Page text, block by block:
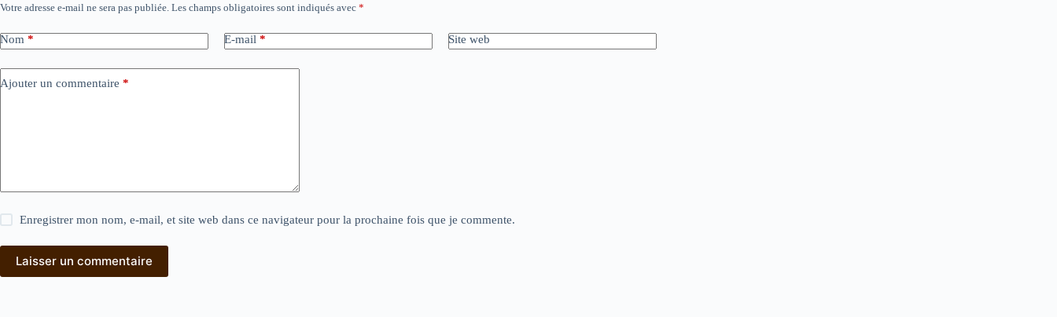
Votre adresse e-mail ne sera pas publiée. Les champs obligatoires sont indiqués avec *
Nom * E-mail * Site web
Ajouter un commentaire *
Enregistrer mon nom, e-mail, et site web dans ce navigateur pour la prochaine fois que je commente.
Laisser un commentaire